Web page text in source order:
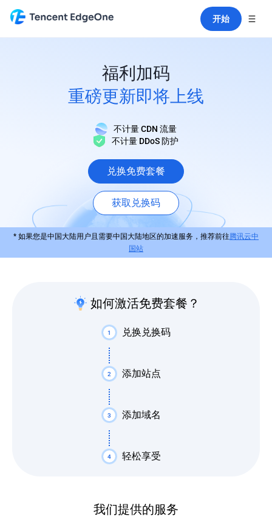
开始
福利加码
重磅更新即将上线
不计量 CDN 流量
不计量 DDoS 防护
兑换免费套餐
获取兑换码
* 如果您是中国大陆用户且需要中国大陆地区的加速服务，推荐前往腾讯云中
国站
如何激活免费套餐？
1 兑换兑换码
2 添加站点
3 添加域名
4 轻松享受
我们提供的服务